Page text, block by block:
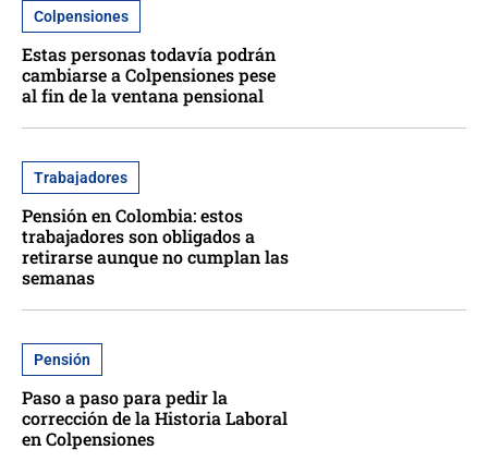
Colpensiones
Estas personas todavía podrán
cambiarse a Colpensiones pese
al fin de la ventana pensional
Trabajadores
Pensión en Colombia: estos
trabajadores son obligados a
retirarse aunque no cumplan las
semanas
Pensión
Paso a paso para pedir la
corrección de la Historia Laboral
en Colpensiones